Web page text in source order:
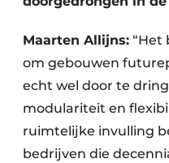
Maarten Allijns: “Het
om gebouwen
echt wel door te
modulariteit en
ruimtelijke invulling
bedrijven die